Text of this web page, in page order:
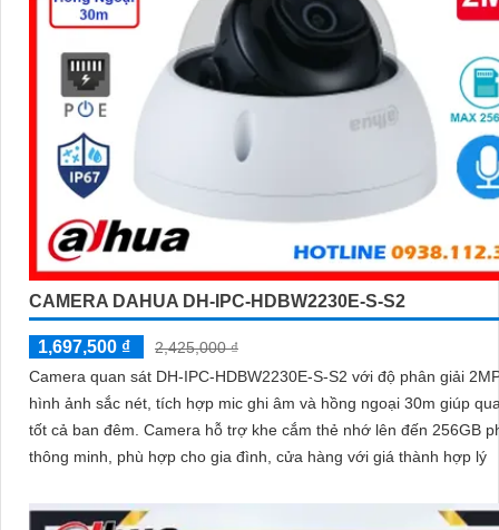
CAMERA DAHUA DH-IPC-HDBW2230E-S-S2
1,697,500 ₫
2,425,000 ₫
Camera quan sát DH-IPC-HDBW2230E-S-S2 với độ phân giải
hình ảnh sắc nét, tích hợp mic ghi âm và hồng ngoại 30m giúp
tốt cả ban đêm. Camera hỗ trợ khe cắm thẻ nhớ lên đến 256GB phát hiện
thông minh, phù hợp cho gia đình, cửa hàng với giá thành hợp lý